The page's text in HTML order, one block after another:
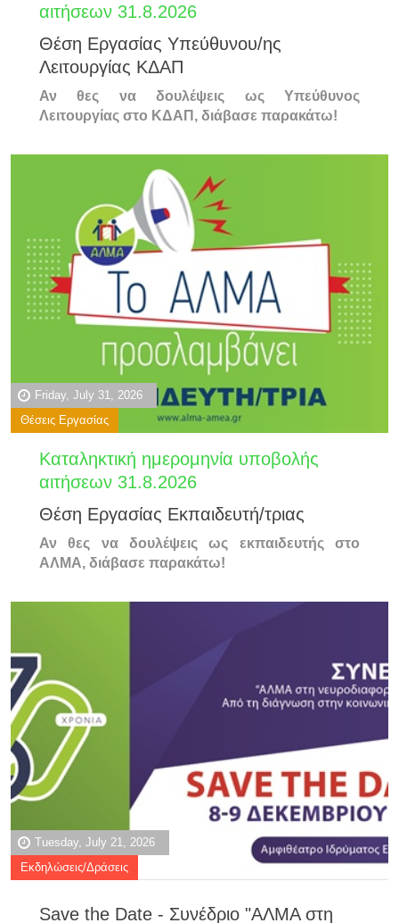
αιτήσεων 31.8.2026
Θέση Εργασίας Υπεύθυνου/ης
Λειτουργίας ΚΔΑΠ
Αν θες να δουλέψεις ως Υπεύθυνος
Λειτουργίας στο ΚΔΑΠ, διάβασε παρακάτω!
Friday, July 31, 2026
Θέσεις Εργασίας
Καταληκτική ημερομηνία υποβολής
αιτήσεων 31.8.2026
Θέση Εργασίας Εκπαιδευτή/τριας
Αν θες να δουλέψεις ως εκπαιδευτής στο
ΑΛΜΑ, διάβασε παρακάτω!
Tuesday, July 21, 2026
Εκδηλώσεις/Δράσεις
Save the Date - Συνέδριο "ΑΛΜΑ στη